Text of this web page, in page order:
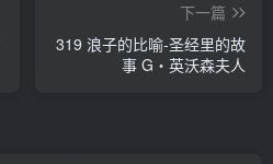
下一篇
319 浪子的比喻-圣经里的故
事 G‧英沃森夫人